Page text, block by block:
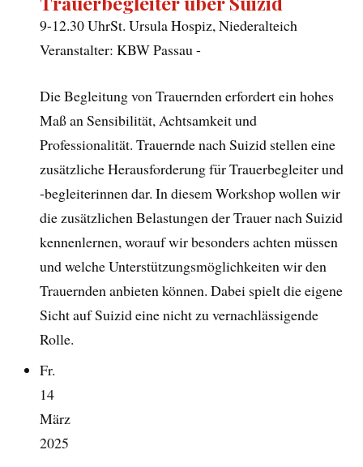
9-12.30 UhrSt. Ursula Hospiz, Niederalteich
Veranstalter: KBW Passau -
Die Begleitung von Trauernden erfordert ein hohes
Maß an Sensibilität, Achtsamkeit und
Professionalität. Trauernde nach Suizid stellen eine
zusätzliche Herausforderung für Trauerbegleiter und
-begleiterinnen dar. In diesem Workshop wollen wir
die zusätzlichen Belastungen der Trauer nach Suizid
kennenlernen, worauf wir besonders achten müssen
und welche Unterstützungsmöglichkeiten wir den
Trauernden anbieten können. Dabei spielt die eigene
Sicht auf Suizid eine nicht zu vernachlässigende
Rolle.
Fr.
14
März
2025